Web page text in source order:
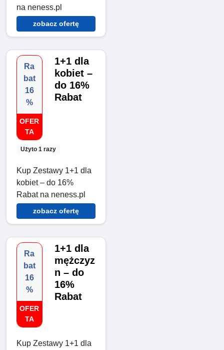
na neness.pl
zobacz ofertę
Ra
bat
16
%
OFER
TA
Użyto 1 razy
1+1 dla
kobiet –
do 16%
Rabat
Kup Zestawy 1+1 dla
kobiet – do 16%
Rabat na neness.pl
zobacz ofertę
Ra
bat
16
%
OFER
TA
1+1 dla
mężczyz
n – do
16%
Rabat
Kup Zestawy 1+1 dla